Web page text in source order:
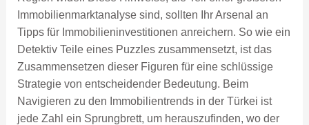
Immobilienmarktanalyse sind, sollten Ihr Arsenal an
Tipps für Immobilieninvestitionen anreichern. So wie ein
Detektiv Teile eines Puzzles zusammensetzt, ist das
Zusammensetzen dieser Figuren für eine schlüssige
Strategie von entscheidender Bedeutung. Beim
Navigieren zu den Immobilientrends in der Türkei ist
jede Zahl ein Sprungbrett, um herauszufinden, wo der